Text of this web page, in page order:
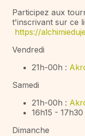
Participez aux
t'inscrivant sur ce
https://
Vendredi
21h-00h :
Samedi
21h-00h :
16h15 - 17h30
Dimanche